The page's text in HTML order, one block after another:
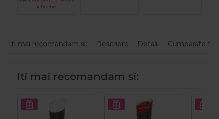
achizitie.
Iti mai recomandam si: Descriere Detalii Cumparate
Iti mai recomandam si: